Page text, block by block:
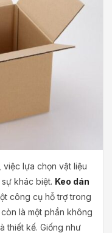
lựa chọn vật liệu
khác biệt. Keo dán
công cụ hỗ trợ trong
là một phần không
thiết kế. Giống như